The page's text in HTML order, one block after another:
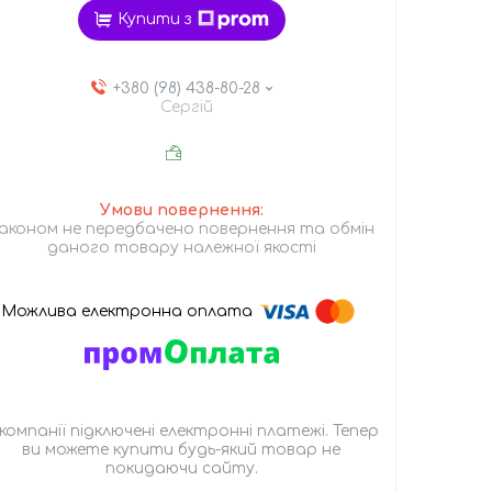
Купити з
+380 (98) 438-80-28
Сергій
не передбачено повернення та обмін
даного товару належної якості
підключені електронні платежі. Тепер
ви можете купити будь-який товар не
покидаючи сайту.